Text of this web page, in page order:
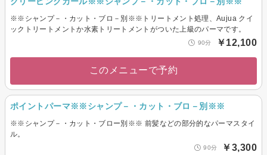
※※シャンプ－・カット・ブロ－別※※トリートメント処理、Aujua クイ
ックトリートメントか水素トリートメントがついた上級のパーマです。
90分 ￥12,100
このメニューで予約
ポイントパーマ※※シャンプ－・カット・ブロ－別※※
※※シャンプ－・カット・ブロー別※※ 前髪などの部分的なパーマスタイ
ル。
90分 ￥3,300